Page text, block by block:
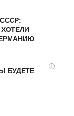
i
БУДЕТЕ